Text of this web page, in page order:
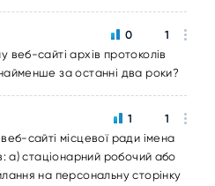
веб-сайті архів протоколів
за останні два роки?
0 1
сайті місцевої ради імена
а) стаціонарний робочий або
на персональну сторінку
1 1